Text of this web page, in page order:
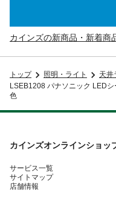
カインズの新商品・新着商
トップ 照明・ライト 天井
LSEB1208 パナソニック LED
色
カインズオンラインショッ
サービス一覧
サイトマップ
店舗情報